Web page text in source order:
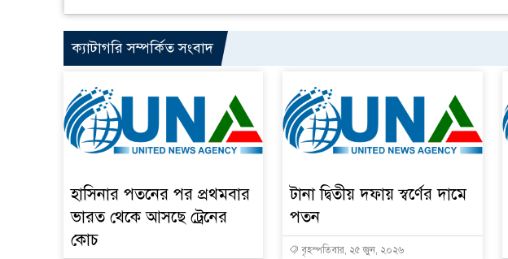
ক্যাটাগরি সম্পর্কিত সংবাদ
হাসিনার পতনের পর প্রথমবার
ভারত থেকে আসছে ট্রেনের
কোচ
টানা দ্বিতীয় দফায় স্বর্ণের দামে
পতন
বৃহস্পতিবার, ২৫ জুন, ২০২৬